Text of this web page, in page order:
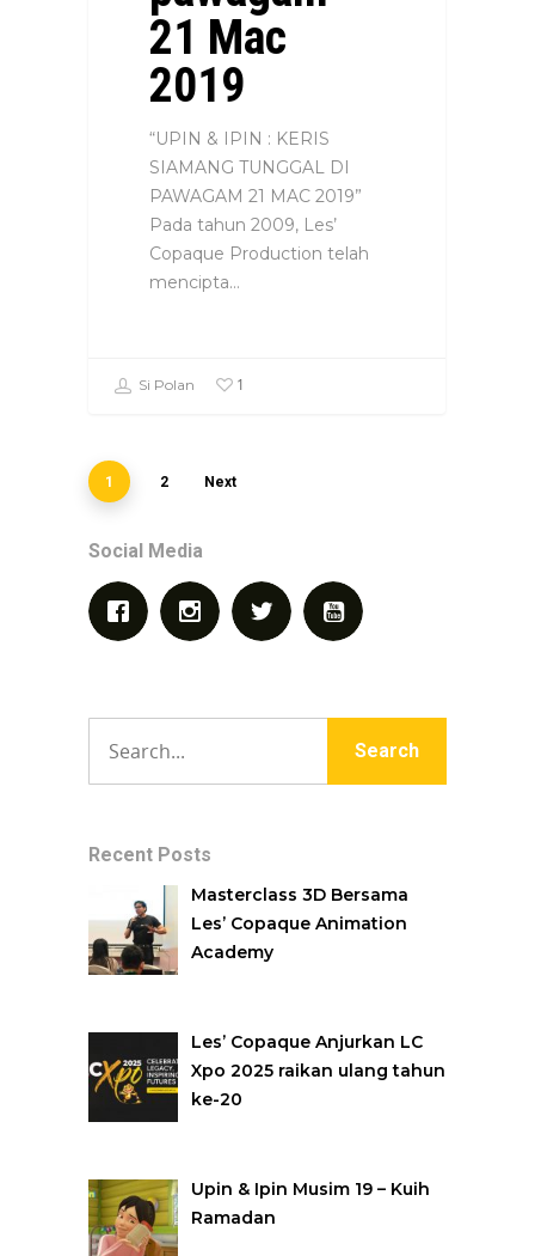
21 Mac
2019
“UPIN & IPIN : KERIS
SIAMANG TUNGGAL DI
PAWAGAM 21 MAC 2019”
Pada tahun 2009, Les’
Copaque Production telah
mencipta…
Si Polan 1
1 2 Next
Social Media
Recent Posts
Masterclass 3D Bersama
Les’ Copaque Animation
Academy
Les’ Copaque Anjurkan LC
Xpo 2025 raikan ulang tahun
ke-20
Upin & Ipin Musim 19 – Kuih
Ramadan